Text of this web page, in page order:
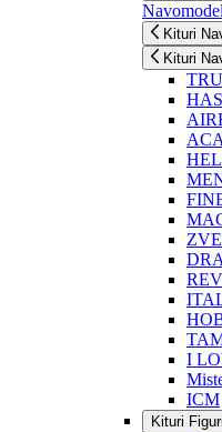
Kituri
Kituri
I
ICM
Kituri